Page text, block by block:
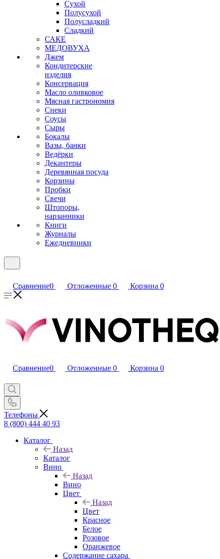
Сухой
Полусухой
Полусладкий
Сладкий
САКЕ
МЕДОВУХА
Джем
Кондитерские
изделия
Консервация
Масло оливковое
Мясная гастрономия
Снеки
Соусы
Сыры
Бокалы
Вазы, банки
Ведёрки
Декантеры
Деревянная посуда
Корзины
Пробки
Свечи
Штопоры,
нарзанники
Книги
Журналы
Ежедневники
Сравнение0 Отложенные 0 Корзина 0
Сравнение0 Отложенные 0 Корзина 0
Телефоны
8 (800) 444 40 93
Каталог
Назад
Каталог
Вино
Назад
Вино
Цвет
Назад
Цвет
Красное
Белое
Розовое
Оранжевое
Содержание сахара